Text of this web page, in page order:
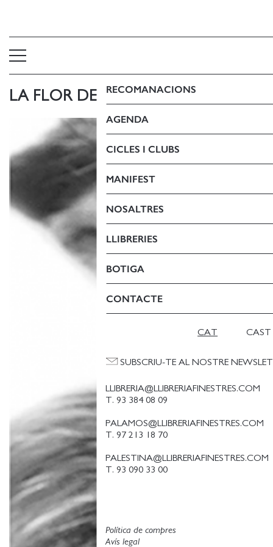
RECOMANACIONS
AGENDA
CICLES I CLUBS
MANIFEST
NOSALTRES
LLIBRERIES
BOTIGA
CONTACTE
CAST
CAT
SUBSCRIU-TE AL NOSTRE
LLIBRERIA@LLIBRERIAFINESTRES.COM
T. 93 384 08 09
PALAMOS@LLIBRERIAFINESTRES.COM
T. 97 213 18 70
PALESTINA@LLIBRERIAFINESTRES.COM
T. 93 090 33 00
Avís legal
Política de compres
LA FLOR DEL RAYO